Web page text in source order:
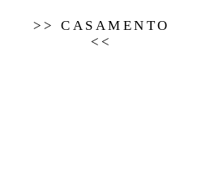
>> CASAMENTO
<<